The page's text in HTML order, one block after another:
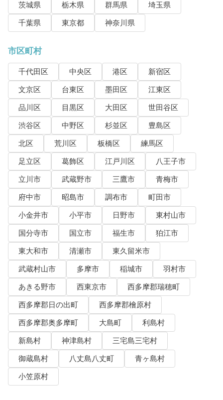
茨城県 栃木県 群馬県
埼玉県
千葉県
東京都 神奈川県
市区町村
千代田区 中央区 港区
新宿区
文京区
台東区 墨田区
江東区
品川区
目黒区 大田区
世田谷区
渋谷区
中野区 杉並区
豊島区
北区
荒川区 板橋区
練馬区
足立区
葛飾区 江戸川区
八王子市
立川市
武蔵野市 三鷹市
青梅市
府中市
昭島市 調布市
町田市
小金井市
小平市 日野市
東村山市
国分寺市
国立市 福生市
狛江市
東大和市
清瀬市
東久留米市
武蔵村山市
多摩市 稲城市
羽村市
あきる野市
西東京市
西多摩郡瑞穂町
西多摩郡日の出町
西多摩郡檜原村
西多摩郡奥多摩町
大島町
利島村
新島村
神津島村
三宅島三宅村
御蔵島村
八丈島八丈町
青ヶ島村
小笠原村